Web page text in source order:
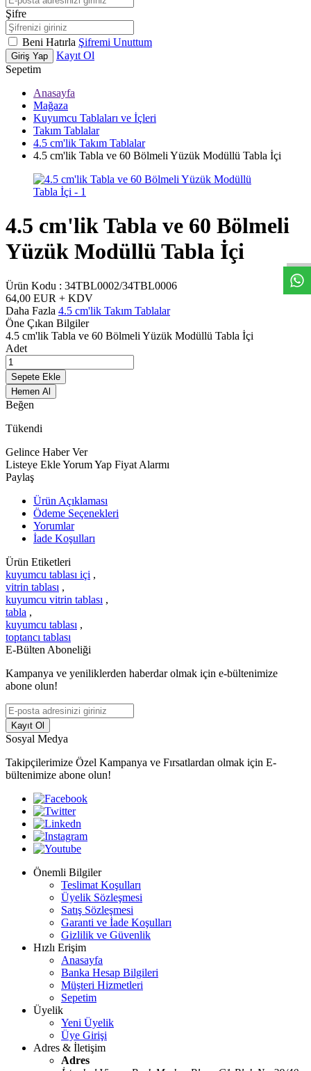
Şifre
Beni Hatırla Şifremi Unuttum
Giriş Yap
Kayıt Ol
Sepetim
Anasayfa
Mağaza
Kuyumcu Tablaları ve İçleri
Takım Tablalar
4.5 cm'lik Takım Tablalar
4.5 cm'lik Tabla ve 60 Bölmeli Yüzük Modüllü Tabla İçi
4.5 cm'lik Tabla ve 60 Bölmeli
Yüzük Modüllü Tabla İçi
Ürün Kodu : 34TBL0002/34TBL0006
64,00 EUR + KDV
Daha Fazla 4.5 cm'lik Takım Tablalar
Öne Çıkan Bilgiler
4.5 cm'lik Tabla ve 60 Bölmeli Yüzük Modüllü Tabla İçi
Adet
Sepete Ekle
Hemen Al
Beğen
Tükendi
Gelince Haber Ver
Listeye EkleYorum Yap Fiyat Alarmı
Paylaş
Ürün Açıklaması
Ödeme Seçenekleri
Yorumlar
İade Koşulları
Ürün Etiketleri
kuyumcu tablası içi ,
vitrin tablası ,
kuyumcu vitrin tablası ,
tabla ,
kuyumcu tablası ,
toptancı tablası
E-Bülten Aboneliği
Kampanya ve yeniliklerden haberdar olmak için e-bültenimize
abone olun!
Kayıt Ol
Sosyal Medya
Takipçilerimize Özel Kampanya ve Fırsatlardan olmak için E-
bültenimize abone olun!
Önemli Bilgiler
Teslimat Koşulları
Üyelik Sözleşmesi
Satış Sözleşmesi
Garanti ve İade Koşulları
Gizlilik ve Güvenlik
Hızlı Erişim
Anasayfa
Banka Hesap Bilgileri
Müşteri Hizmetleri
Sepetim
Üyelik
Yeni Üyelik
Üye Girişi
Adres & İletişim
Adres